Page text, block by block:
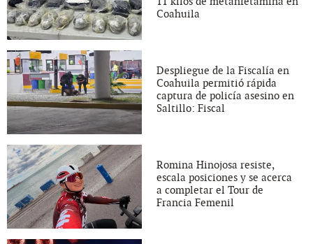
Coahuila
Despliegue de la Fiscalía en
Coahuila permitió rápida
captura de policía asesino en
Saltillo: Fiscal
Romina Hinojosa resiste,
escala posiciones y se acerca
a completar el Tour de
Francia Femenil